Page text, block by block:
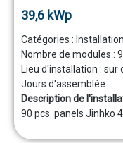
39,6 kWp
Catégories :
Nombre de modules :
Lieu d'installation : sur
Jours d'assemblée :
Description de
90 pcs. panels Jinhko